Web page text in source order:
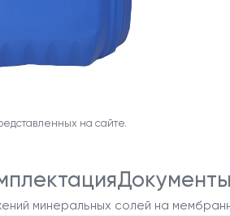
на сайте.
Документы
минеральных солей на